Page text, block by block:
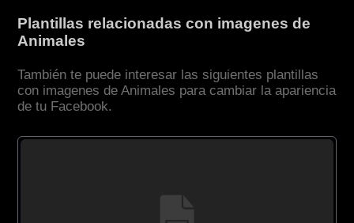
Plantillas relacionadas con imagenes de
Animales
También te puede interesar las siguientes plantillas
con imagenes de Animales para cambiar la apariencia
de tu Facebook.